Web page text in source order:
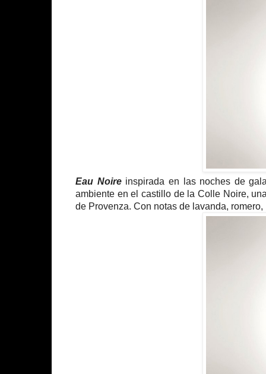
Eau Noireinspirada en las noches de
ambiente en el castillo de la Colle Noire,
de Provenza. Con notas de lavanda,